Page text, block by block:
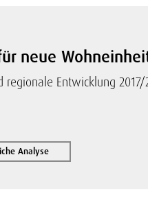
neue
regionale Entwicklung 2017/
Analyse